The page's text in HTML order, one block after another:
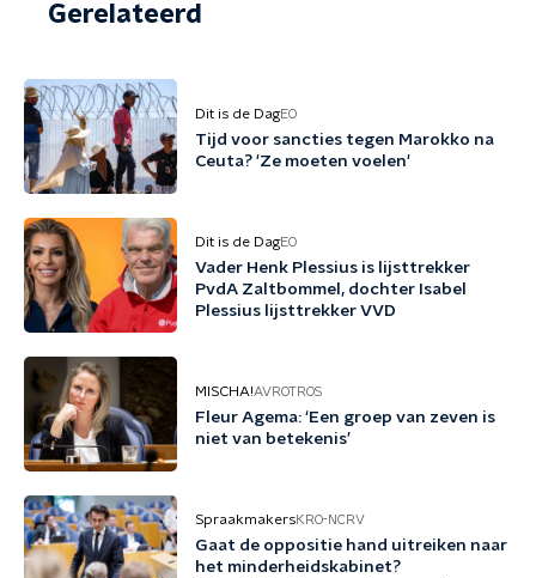
Gerelateerd
Dit is de DagEO
Tijd voor sancties tegen Marokko na
Ceuta? 'Ze moeten voelen'
Dit is de DagEO
Vader Henk Plessius is lijsttrekker
PvdA Zaltbommel, dochter Isabel
Plessius lijsttrekker VVD
MISCHA!AVROTROS
Fleur Agema: ‘Een groep van zeven is
niet van betekenis’
SpraakmakersKRO-NCRV
Gaat de oppositie hand uitreiken naar
het minderheidskabinet?